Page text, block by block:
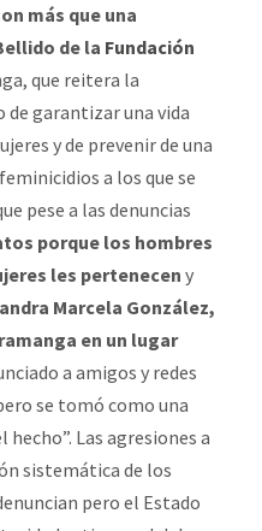
más que una
de la Fundación
que reitera la
garantizar una vida
y de prevenir de una
a los que se
pese a las denuncias
porque los hombres
les perteneceny
Marcela González,
en un lugar
a amigos y redes
se tomó como una
Las agresiones a
sistemática de los
pero el Estado